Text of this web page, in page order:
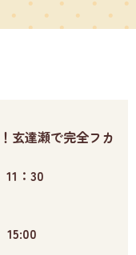
玄達瀬で完全フカ
：30
15:00